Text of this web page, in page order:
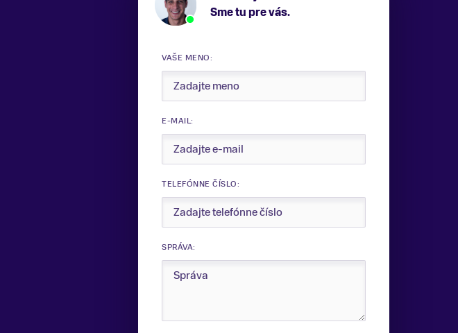
Sme tu pre vás.
VAŠE MENO:
E-MAIL:
TELEFÓNNE ČÍSLO:
SPRÁVA: